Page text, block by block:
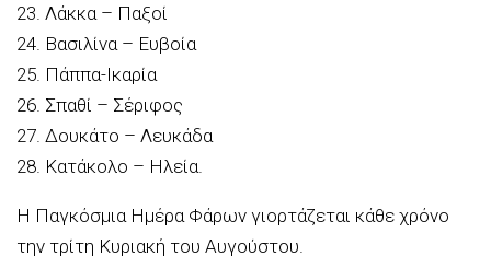
23. Λάκκα – Παξοί
24. Βασιλίνα – Ευβοία
25. Πάππα-Ικαρία
26. Σπαθί – Σέριφος
27. Δουκάτο – Λευκάδα
28. Κατάκολο – Ηλεία.
Η Παγκόσμια Ημέρα Φάρων γιορτάζεται κάθε χρόνο
την τρίτη Κυριακή του Αυγούστου.